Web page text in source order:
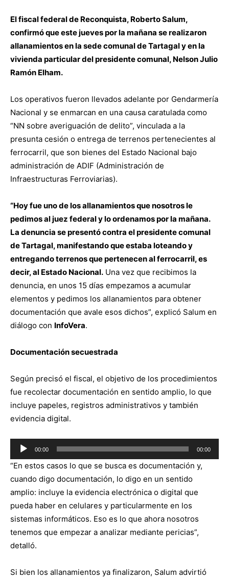
El fiscal federal de Reconquista, Roberto Salum,
confirmó que este jueves por la mañana se realizaron
allanamientos en la sede comunal de Tartagal y en la
vivienda particular del presidente comunal, Nelson Julio
Ramón Elham.
Los operativos fueron llevados adelante por Gendarmería
Nacional y se enmarcan en una causa caratulada como
“NN sobre averiguación de delito”, vinculada a la
presunta cesión o entrega de terrenos pertenecientes al
ferrocarril, que son bienes del Estado Nacional bajo
administración de ADIF (Administración de
Infraestructuras Ferroviarias).
“Hoy fue uno de los allanamientos que nosotros le
pedimos al juez federal y lo ordenamos por la mañana.
La denuncia se presentó contra el presidente comunal
de Tartagal, manifestando que estaba loteando y
entregando terrenos que pertenecen al ferrocarril, es
decir, al Estado Nacional. Una vez que recibimos la
denuncia, en unos 15 días empezamos a acumular
elementos y pedimos los allanamientos para obtener
documentación que avale esos dichos”, explicó Salum en
diálogo con InfoVera.
Documentación secuestrada
Según precisó el fiscal, el objetivo de los procedimientos
fue recolectar documentación en sentido amplio, lo que
incluye papeles, registros administrativos y también
evidencia digital.
Reproductor
de
audio
00:00 00:00
“En estos casos lo que se busca es documentación y,
cuando digo documentación, lo digo en un sentido
amplio: incluye la evidencia electrónica o digital que
pueda haber en celulares y particularmente en los
sistemas informáticos. Eso es lo que ahora nosotros
tenemos que empezar a analizar mediante pericias”,
detalló.
Si bien los allanamientos ya finalizaron, Salum advirtió